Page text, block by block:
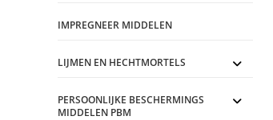
IMPREGNEER MIDDELEN
LIJMEN EN HECHTMORTELS
PERSOONLIJKE BESCHERMINGS
MIDDELEN PBM